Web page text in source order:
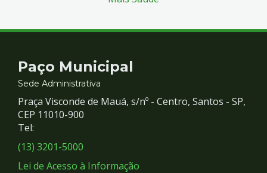
Contato
e
Redes
Sociais
Paço Municipal
Sede Administrativa
Praça Visconde de Mauá, s/nº - Centro, Santos - SP,
CEP 11010-900
Tel:
(13) 3201-5000
Lei de Acesso à Informação